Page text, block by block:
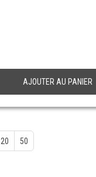
AJOUTER AU PANIER
20 50